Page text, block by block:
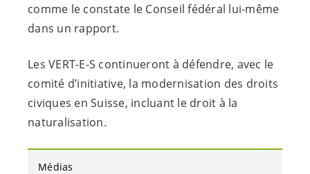
comme le constate le Conseil fédéral lui-même
dans un rapport.
Les VERT-E-S continueront à défendre, avec le
comité d’initiative, la modernisation des droits
civiques en Suisse, incluant le droit à la
naturalisation.
Médias